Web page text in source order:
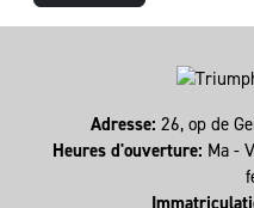
Adresse: 26, op de
Heures d'ouverture: Ma -